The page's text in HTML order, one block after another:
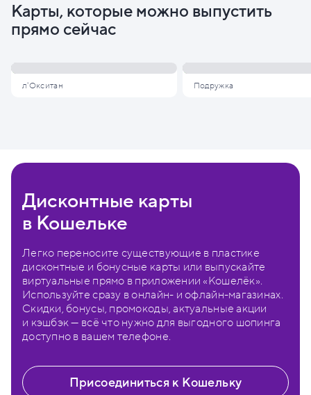
Карты, которые можно выпустить
прямо сейчас
л'Окситан Подружка
Дисконтные карты
в Кошельке
Легко переносите существующие в пластике
дисконтные и бонусные карты или выпускайте
виртуальные прямо в приложении «Кошелёк».
Используйте сразу в онлайн- и офлайн-магазинах.
Скидки, бонусы, промокоды, актуальные акции
и кэшбэк — всё что нужно для выгодного шопинга
доступно в вашем телефоне.
Присоединиться к Кошельку